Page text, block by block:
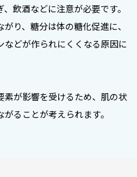
飲酒などに注意が必要です。
り、糖分は体の糖化促進に、
どが作られにくくなる原因に
素が影響を受けるため、肌の状
ることが考えられます。